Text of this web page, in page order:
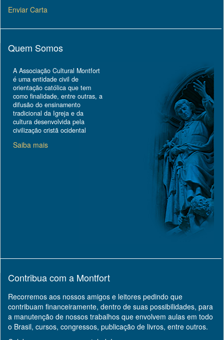
Enviar Carta
Quem Somos
A Associação Cultural Montfort
é uma entidade civil de
orientação católica que tem
como finalidade, entre outras, a
difusão do ensinamento
tradicional da Igreja e da
cultura desenvolvida pela
civilização cristã ocidental
Saiba mais
Contribua com a Montfort
Recorremos aos nossos amigos e leitores pedindo que
contribuam financeiramente, dentro de suas possibilidades, para
a manutenção de nossos trabalhos que envolvem aulas em todo
o Brasil, cursos, congressos, publicação de livros, entre outros.